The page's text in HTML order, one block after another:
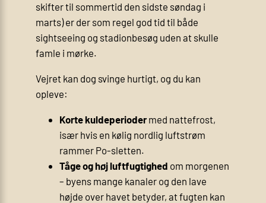
skifter til sommertid den sidste søndag i
marts) er der som regel god tid til både
sightseeing og stadionbesøg uden at skulle
famle i mørke.
Vejret kan dog svinge hurtigt, og du kan
opleve:
Korte kuldeperiodermed nattefrost,
især hvis en kølig nordlig luftstrøm
rammer Po-sletten.
Tåge og høj luftfugtighed om morgenen
– byens mange kanaler og den lave
højde over havet betyder, at fugten kan